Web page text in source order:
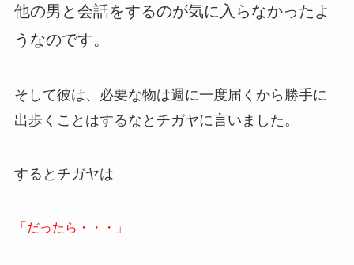
他の男と会話をするのが気に入らなかったよ
うなのです。
そして彼は、必要な物は週に一度届くから勝手に
出歩くことはするなとチガヤに言いました。
するとチガヤは
「だったら・・・」